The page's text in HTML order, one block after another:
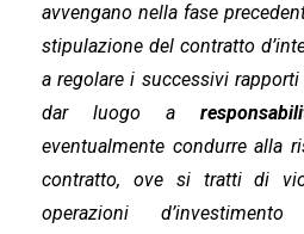
avvengano nella fase
stipulazione del contratto
a regolare i successivi
dar luogo a
eventualmente condurre alla
contratto, ove si tratti di
operazioni